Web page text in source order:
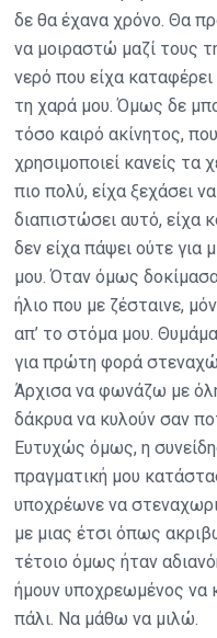
δε θα έχανα χρόνο. Θα
να μοιραστώ μαζί τους
νερό που είχα
τη χαρά μου. Όμως δε
τόσο καιρό ακίνητος,
χρησιμοποιεί κανείς τα
πιο πολύ, είχα ξεχάσει
διαπιστώσει αυτό, είχα
δεν είχα πάψει ούτε για
μου. Όταν όμως
ήλιο που με ζέσταινε,
απ’ το στόμα μου.
για πρώτη φορά
Άρχισα να φωνάζω με
δάκρυα να κυλούν σαν
Ευτυχώς όμως, η
πραγματική μου
υποχρέωνε να
με μιας έτσι όπως
τέτοιο όμως ήταν
ήμουν υποχρεωμένος να
πάλι. Να μάθω να μιλώ.